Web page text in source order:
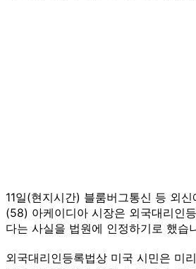
11일(현지시간) 블룸버그통신 등 외
(58) 아케이디아 시장은 외국대리인
다는 사실을 법원에 인정하기로 했습
외국대리인등록법상 미국 시민은 미